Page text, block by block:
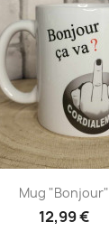
Mug "Bonjour"
12,99 €